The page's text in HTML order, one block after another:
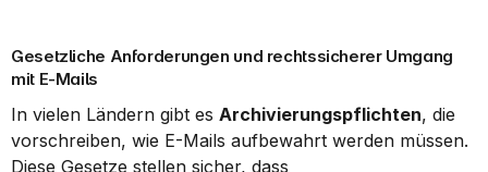
Gesetzliche Anforderungen und rechtssicherer Umgang
mit E-Mails
In vielen Ländern gibt es Archivierungspflichten, die
vorschreiben, wie E-Mails aufbewahrt werden müssen.
Diese Gesetze stellen sicher, dass